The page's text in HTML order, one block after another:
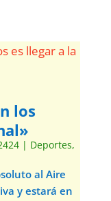
los
| Deportes,
al Aire
y estará en